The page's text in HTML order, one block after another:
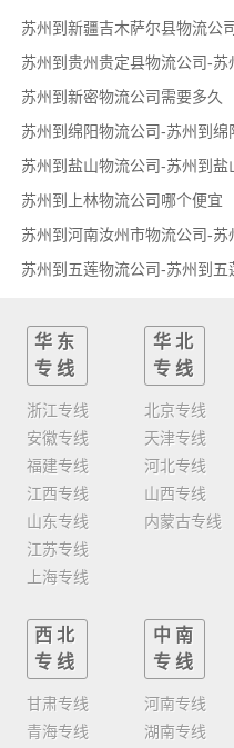
苏州到新密物流公司需要多久
苏州到绵阳物流公司-苏州到
苏州到盐山物流公司-苏州到盐
苏州到上林物流公司哪个便宜
苏州到五莲物流公司-苏州到五
华东
专线
浙江专线
安徽专线
福建专线
江西专线
山东专线
江苏专线
上海专线
华北
专线
北京专线
天津专线
河北专线
山西专线
内蒙古专线
西北
专线
甘肃专线
青海专线
中南
专线
河南专线
湖南专线